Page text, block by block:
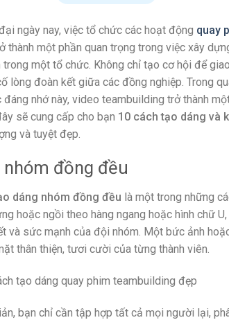
ngày nay, việc tổ chức các hoạt động quay
thành một phần quan trọng trong việc xây
một tổ chức. Không chỉ tạo cơ hội để
lòng đoàn kết giữa các đồng nghiệp. Trong
đáng nhớ này, video teambuilding trở thành
sẽ cung cấp cho bạn 10 cách tạo dáng và
và tuyệt đẹp.
nhóm đồng đều
dáng nhóm đồng đều là một trong những
hoặc ngồi theo hàng ngang hoặc hình chữ
và sức mạnh của đội nhóm. Một bức ảnh
thân thiện, tươi cười của từng thành viên.
bạn chỉ cần tập hợp tất cả mọi người lại,